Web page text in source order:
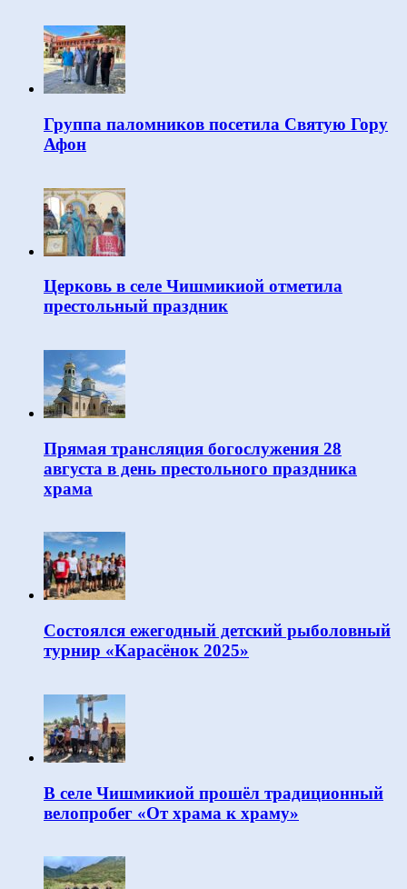
Группа паломников посетила Святую Гору
Афон
Церковь в селе Чишмикиой отметила
престольный праздник
Прямая трансляция богослужения 28
августа в день престольного праздника
храма
Состоялся ежегодный детский рыболовный
турнир «Карасёнок 2025»
В селе Чишмикиой прошёл традиционный
велопробег «От храма к храму»